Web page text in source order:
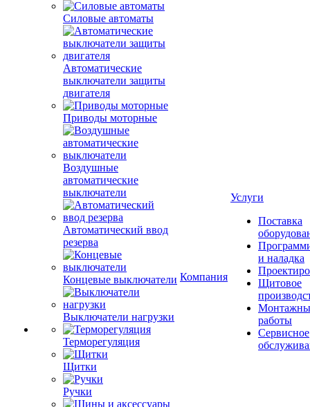
Силовые автоматы
Автоматические
выключатели защиты
двигателя
Приводы моторные
Воздушные
автоматические
выключатели
Автоматический ввод
резерва
Концевые выключатели
Выключатели нагрузки
Терморегуляция
Щитки
Ручки
Компания
Услуги
Поставка
и наладка
Щитовое
работы
Сервисное